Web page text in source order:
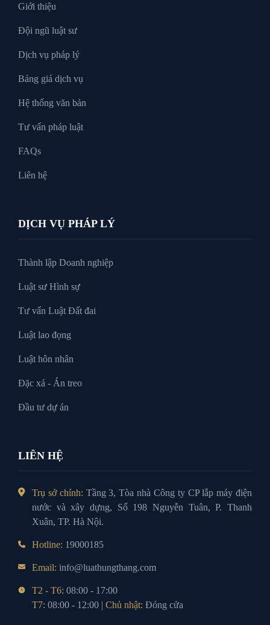
Xin tại ngoại
Giới thiệu
Đội ngũ luật sư
Dịch vụ pháp lý
Bảng giá dịch vụ
Hệ thống văn bản
Tư vấn pháp luật
FAQs
Liên hệ
DỊCH VỤ PHÁP LÝ
Thành lập Doanh nghiệp
Luật sư Hình sự
Tư vấn Luật Đất đai
Luật lao đọng
Luật hôn nhân
Đặc xá - Án treo
Đầu tư dự án
LIÊN HỆ
Trụ sở chính: Tầng 3, Tòa nhà Công ty CP lắp máy điện
nước và xây dựng, Số 198 Nguyễn Tuân, P. Thanh
Xuân, TP. Hà Nội.
Hotline: 19000185
Email: info@luathungthang.com
T2 - T6: 08:00 - 17:00
T7: 08:00 - 12:00 |Chủ nhật:Đóng cửa